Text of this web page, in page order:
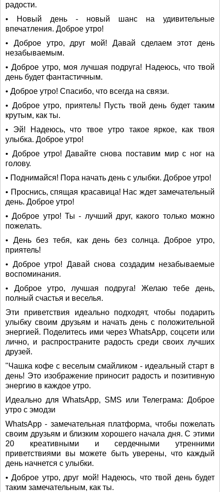
радости.
• Новый день - новый шанс на удивительные
впечатления. Доброе утро!
• Доброе утро, друг мой! Давай сделаем этот день
незабываемым.
• Доброе утро, моя лучшая подруга! Надеюсь, что твой
день будет фантастичным.
• Доброе утро! Спасибо, что всегда на связи.
• Доброе утро, приятель! Пусть твой день будет таким
крутым, как ты.
• Эй! Надеюсь, что твое утро такое яркое, как твоя
улыбка. Доброе утро!
• Доброе утро! Давайте снова поставим мир с ног на
голову.
• Поднимайся! Пора начать день с улыбки. Доброе утро!
• Проснись, спящая красавица! Нас ждет замечательный
день. Доброе утро!
• Доброе утро! Ты - лучший друг, какого только можно
пожелать.
• День без тебя, как день без солнца. Доброе утро,
приятель!
• Доброе утро! Давай снова создадим незабываемые
воспоминания.
• Доброе утро, лучшая подруга! Желаю тебе день,
полный счастья и веселья.
Эти приветствия идеально подходят, чтобы подарить
улыбку своим друзьям и начать день с положительной
энергией. Поделитесь ими через WhatsApp, соцсети или
лично, и распространите радость среди своих лучших
друзей.
"Чашка кофе с веселым смайликом - идеальный старт в
день! Это изображение приносит радость и позитивную
энергию в каждое утро.
Идеально для WhatsApp, SMS или Телеграма: Доброе
утро с эмодзи
WhatsApp - замечательная платформа, чтобы пожелать
своим друзьям и близким хорошего начала дня. С этими
20 креативными и сердечными утренними
приветствиями вы можете быть уверены, что каждый
день начнется с улыбки.
• Доброе утро, друг мой! Надеюсь, что твой день будет
таким замечательным, как ты.